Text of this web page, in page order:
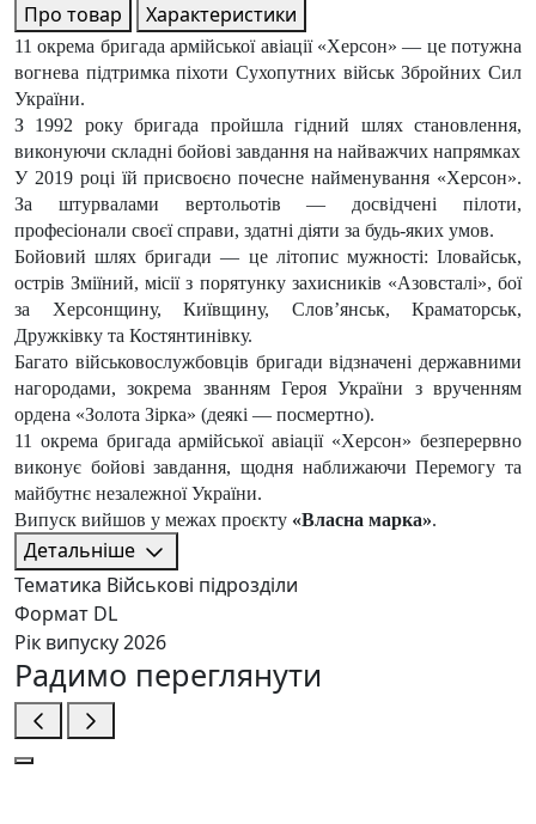
Про товар Характеристики
11 окрема бригада армійської авіації «Херсон» — це потужна
вогнева підтримка піхоти Сухопутних військ Збройних Сил
України.
З 1992 року бригада пройшла гідний шлях становлення,
виконуючи складні бойові завдання на найважчих напрямках
У 2019 році їй присвоєно почесне найменування «Херсон».
За штурвалами вертольотів — досвідчені пілоти,
професіонали своєї справи, здатні діяти за будь-яких умов.
Бойовий шлях бригади — це літопис мужності: Іловайськ,
острів Зміїний, місії з порятунку захисників «Азовсталі», бої
за Херсонщину, Київщину, Слов’янськ, Краматорськ,
Дружківку та Костянтинівку.
Багато військовослужбовців бригади відзначені державними
нагородами, зокрема званням Героя України з врученням
ордена «Золота Зірка» (деякі — посмертно).
11 окрема бригада армійської авіації «Херсон» безперервно
виконує бойові завдання, щодня наближаючи Перемогу та
майбутнє незалежної України.
Випуск вийшов у межах проєкту «Власна марка».
Детальніше
Тематика Військові підрозділи
Формат DL
Рік випуску2026
Радимо переглянути